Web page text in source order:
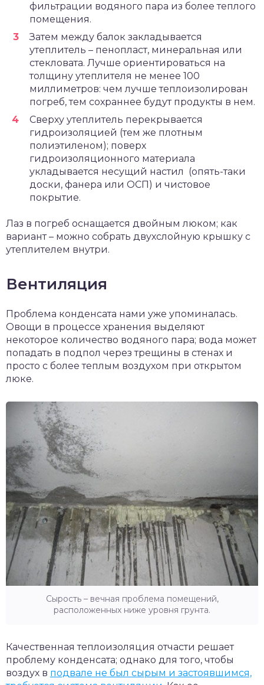
фильтрации водяного пара из более теплого
помещения.
Затем между балок закладывается
утеплитель – пенопласт, минеральная или
стекловата. Лучше ориентироваться на
толщину утеплителя не менее 100
миллиметров: чем лучше теплоизолирован
погреб, тем сохраннее будут продукты в нем.
Сверху утеплитель перекрывается
гидроизоляцией (тем же плотным
полиэтиленом); поверх
гидроизоляционного материала
укладывается несущий настил (опять-таки
доски, фанера или ОСП) и чистовое
покрытие.
Лаз в погреб оснащается двойным люком; как
вариант – можно собрать двухслойную крышку с
утеплителем внутри.
Вентиляция
Проблема конденсата нами уже упоминалась.
Овощи в процессе хранения выделяют
некоторое количество водяного пара; вода может
попадать в подпол через трещины в стенах и
просто с более теплым воздухом при открытом
люке.
Сырость – вечная проблема помещений,
расположенных ниже уровня грунта.
Качественная теплоизоляция отчасти решает
проблему конденсата; однако для того, чтобы
воздух в подвале не был сырым и застоявшимся,